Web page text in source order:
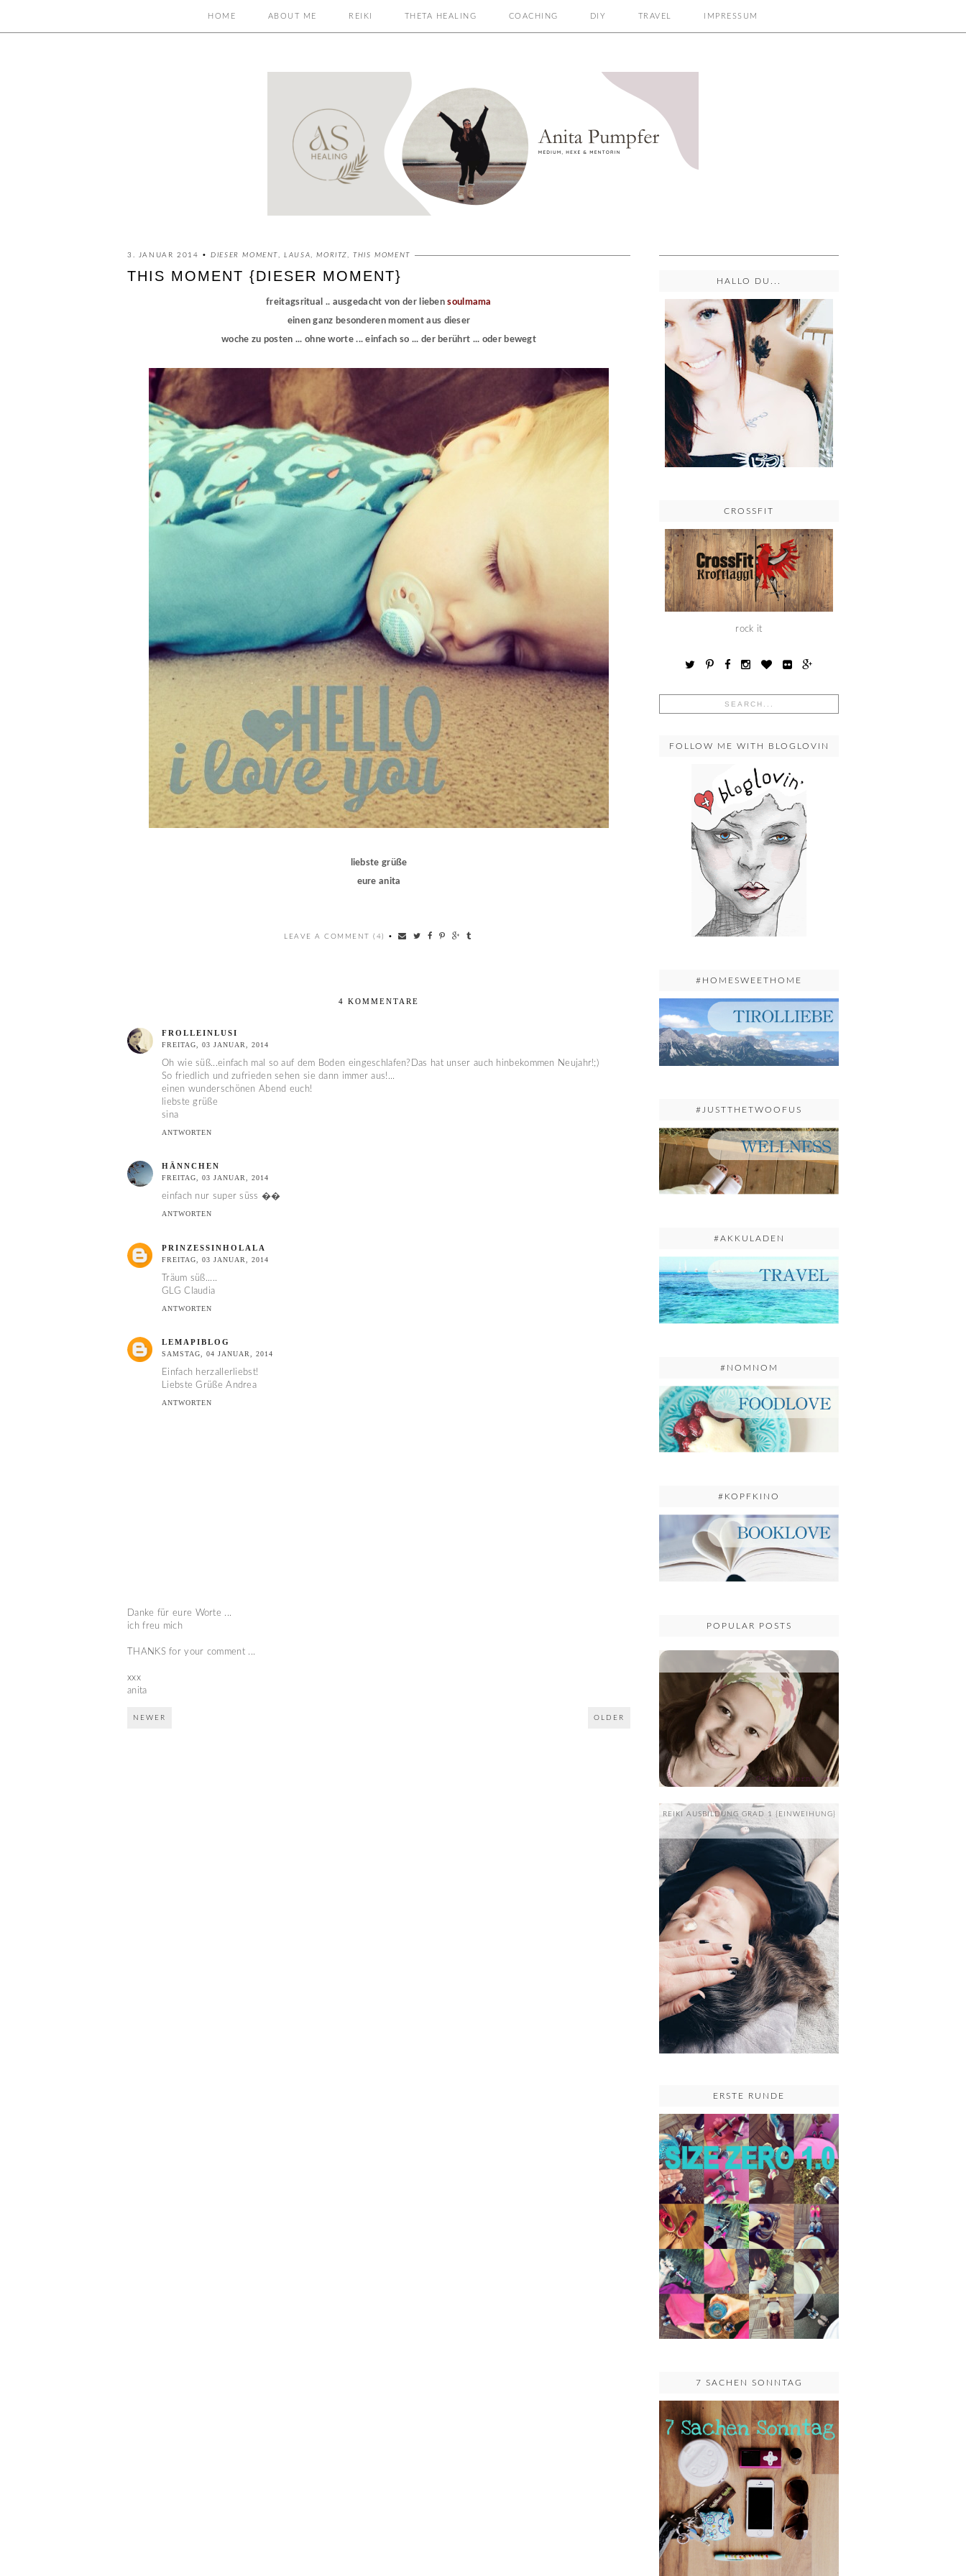
HOME ABOUT ME REIKI THETA HEALING COACHING DIY TRAVEL IMPRESSUM
3. JANUAR 2014 •DIESER MOMENT,LAUSA,MORITZ,THIS MOMENT
THIS MOMENT {DIESER MOMENT}
freitagsritual .. ausgedacht von der liebensoulmama
einen ganz besonderen moment aus dieser
woche zu posten ... ohne worte ... einfach so ... der berührt ... oder bewegt
liebste grüße
eure anita
LEAVE A COMMENT (4) •
4 KOMMENTARE
FROLLEINLUSI
FREITAG, 03 JANUAR, 2014
Oh wie süß...einfach mal so auf dem Boden eingeschlafen?Das hat unser auch hinbekommen Neujahr!;)
So friedlich und zufrieden sehen sie dann immer aus!...
einen wunderschönen Abend euch!
liebste grüße
sina
ANTWORTEN
HÄNNCHEN
FREITAG, 03 JANUAR, 2014
einfach nur super süss ��
ANTWORTEN
PRINZESSINHOLALA
FREITAG, 03 JANUAR, 2014
Träum süß.....
GLG Claudia
ANTWORTEN
LEMAPIBLOG
SAMSTAG, 04 JANUAR, 2014
Einfach herzallerliebst!
Liebste Grüße Andrea
ANTWORTEN
Danke für eure Worte ...
ich freu mich
THANKS for your comment ...
xxx
anita
NEWER OLDER
HALLO DU...
CROSSFIT
rock it
FOLLOW ME WITH BLOGLOVIN
#HOMESWEETHOME
#JUSTTHETWOOFUS
#AKKULADEN
#NOMNOM
#KOPFKINO
POPULAR POSTS
...
REIKI AUSBILDUNG GRAD 1 {EINWEIHUNG}
....
ERSTE RUNDE
7 SACHEN SONNTAG